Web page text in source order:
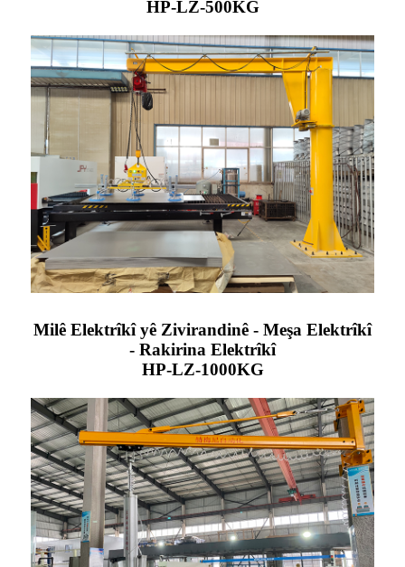
HP-LZ-500KG
Milê Elektrîkî yê Zivirandinê - Meşa Elektrîkî
- Rakirina Elektrîkî
HP-LZ-1000KG